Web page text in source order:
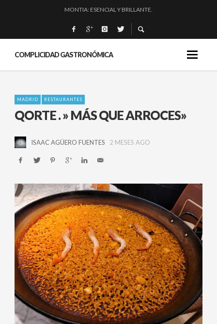
MONTIA: ESENCIAL Y BRILLANTE.
BAKKO: NIGIRIS, VINO Y BRASAS.
QUIQUE DACOSTA: «UNA GRAN OBRA»
COMPLICIDAD GASTRONÓMICA
MADRID RESTAURANTES
QORTE . » MÁS QUE ARROCES»
ISAAC AGÜERO FUENTES 2 MESES AGO